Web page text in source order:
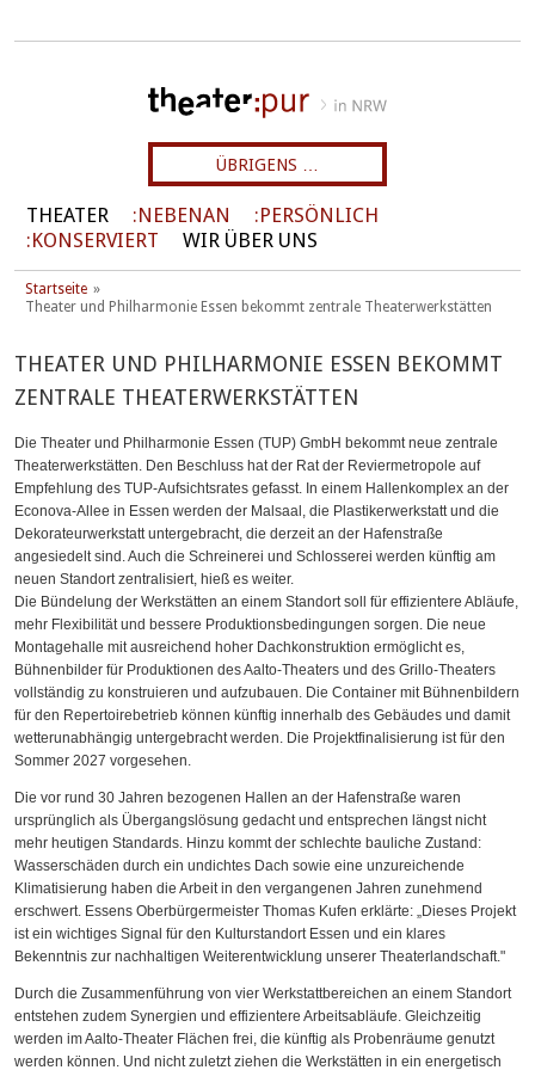
ÜBRIGENS …
THEATER NEBENAN
PERSÖNLICH
KONSERVIERT
WIR ÜBER UNS
Startseite
Theater und Philharmonie Essen bekommt zentrale Theaterwerkstätten
THEATER UND PHILHARMONIE ESSEN BEKOMMT
ZENTRALE THEATERWERKSTÄTTEN
Die Theater und Philharmonie Essen (TUP) GmbH bekommt neue zentrale
Theaterwerkstätten. Den Beschluss hat der Rat der Reviermetropole auf
Empfehlung des TUP-Aufsichtsrates gefasst. In einem Hallenkomplex an der
Econova-Allee in Essen werden der Malsaal, die Plastikerwerkstatt und die
Dekorateurwerkstatt untergebracht, die derzeit an der Hafenstraße
angesiedelt sind. Auch die Schreinerei und Schlosserei werden künftig am
neuen Standort zentralisiert, hieß es weiter.
Die Bündelung der Werkstätten an einem Standort soll für effizientere Abläufe,
mehr Flexibilität und bessere Produktionsbedingungen sorgen. Die neue
Montagehalle mit ausreichend hoher Dachkonstruktion ermöglicht es,
Bühnenbilder für Produktionen des Aalto-Theaters und des Grillo-Theaters
vollständig zu konstruieren und aufzubauen. Die Container mit Bühnenbildern
für den Repertoirebetrieb können künftig innerhalb des Gebäudes und damit
wetterunabhängig untergebracht werden. Die Projektfinalisierung ist für den
Sommer 2027 vorgesehen.
Die vor rund 30 Jahren bezogenen Hallen an der Hafenstraße waren
ursprünglich als Übergangslösung gedacht und entsprechen längst nicht
mehr heutigen Standards. Hinzu kommt der schlechte bauliche Zustand:
Wasserschäden durch ein undichtes Dach sowie eine unzureichende
Klimatisierung haben die Arbeit in den vergangenen Jahren zunehmend
erschwert. Essens Oberbürgermeister Thomas Kufen erklärte: „Dieses Projekt
ist ein wichtiges Signal für den Kulturstandort Essen und ein klares
Bekenntnis zur nachhaltigen Weiterentwicklung unserer Theaterlandschaft."
Durch die Zusammenführung von vier Werkstattbereichen an einem Standort
entstehen zudem Synergien und effizientere Arbeitsabläufe. Gleichzeitig
werden im Aalto-Theater Flächen frei, die künftig als Probenräume genutzt
werden können. Und nicht zuletzt ziehen die Werkstätten in ein energetisch